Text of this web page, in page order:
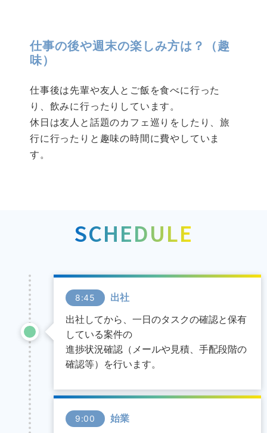
仕事の後や週末の楽しみ方は？（趣
味）
仕事後は先輩や友人とご飯を食べに行った
り、飲みに行ったりしています。
休日は友人と話題のカフェ巡りをしたり、旅
行に行ったりと趣味の時間に費やしていま
す。
SCHEDULE
8:45
出社
出社してから、一日のタスクの確認と保有
している案件の
進捗状況確認（メールや見積、手配段階の
確認等）を行います。
9:00
始業